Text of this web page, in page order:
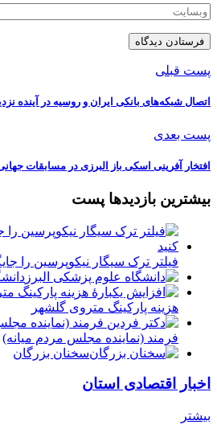
پست قبلی
اتصال شبکه‌های بانکی ایران و روسیه در آینده
پست بعدی
افتخار آفرینی اسکی باز البرزی در مسابقات
بیشترین بازدیدها پست
فیلتر ترک سیگار نیکوپرسین را
هزینه پارکینگ متروی گلشهر
فرمند (نماينده مجلس مردم میانه)
سخنان بزرگان
اخبار اقتصادی استان
بیشتر